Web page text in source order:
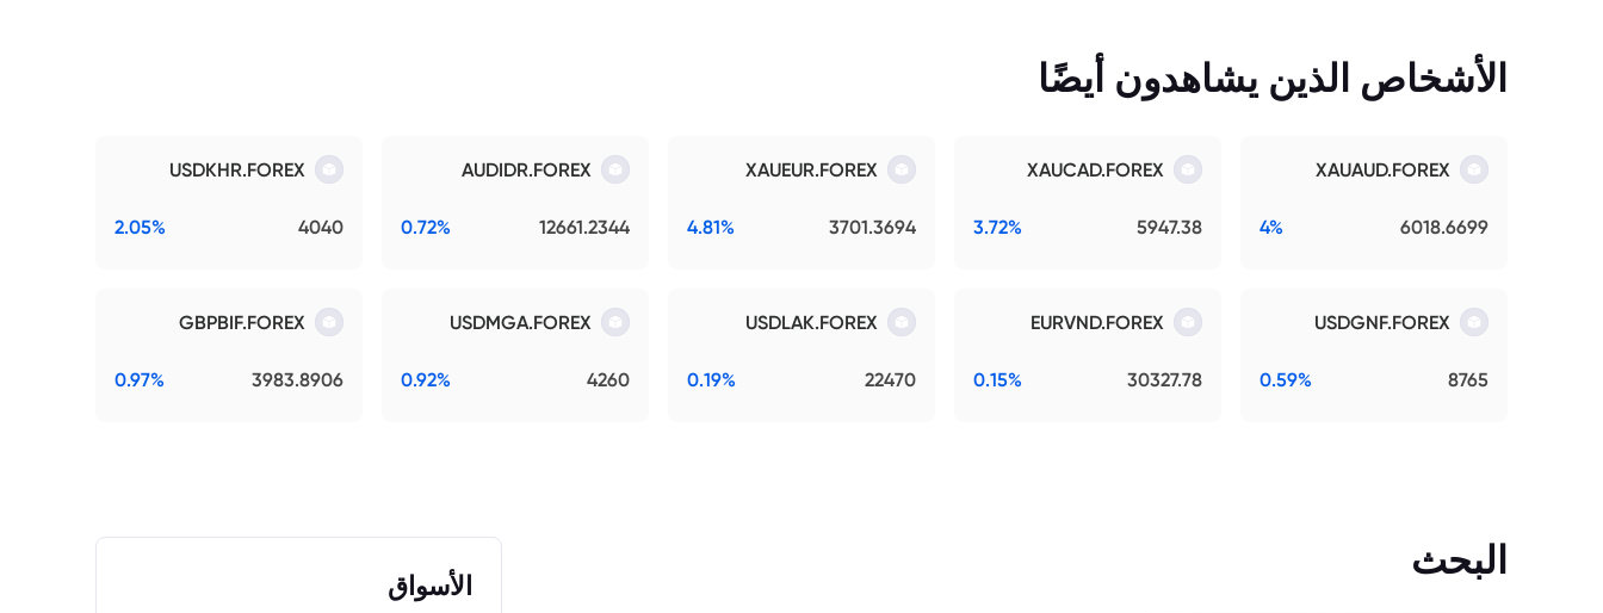
الأشخاص الذين يشاهدون أيضًا
XAUAUD.FOREX
6018.6699
4%
XAUCAD.FOREX
5947.38
3.72%
XAUEUR.FOREX
3701.3694
4.81%
AUDIDR.FOREX
12661.2344
0.72%
USDKHR.FOREX
4040
2.05%
USDGNF.FOREX
8765
0.59%
EURVND.FOREX
30327.78
0.15%
USDLAK.FOREX
22470
0.19%
USDMGA.FOREX
4260
0.92%
GBPBIF.FOREX
3983.8906
0.97%
البحث
الأسواق